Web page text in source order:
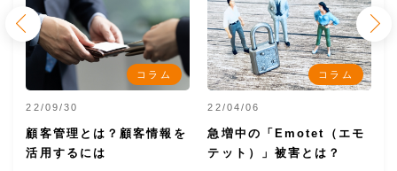
コラム
22/09/30
顧客管理とは？顧客情報を
活用するには
コラム
22/04/06
急増中の「Emotet（エモ
テット）」被害とは？